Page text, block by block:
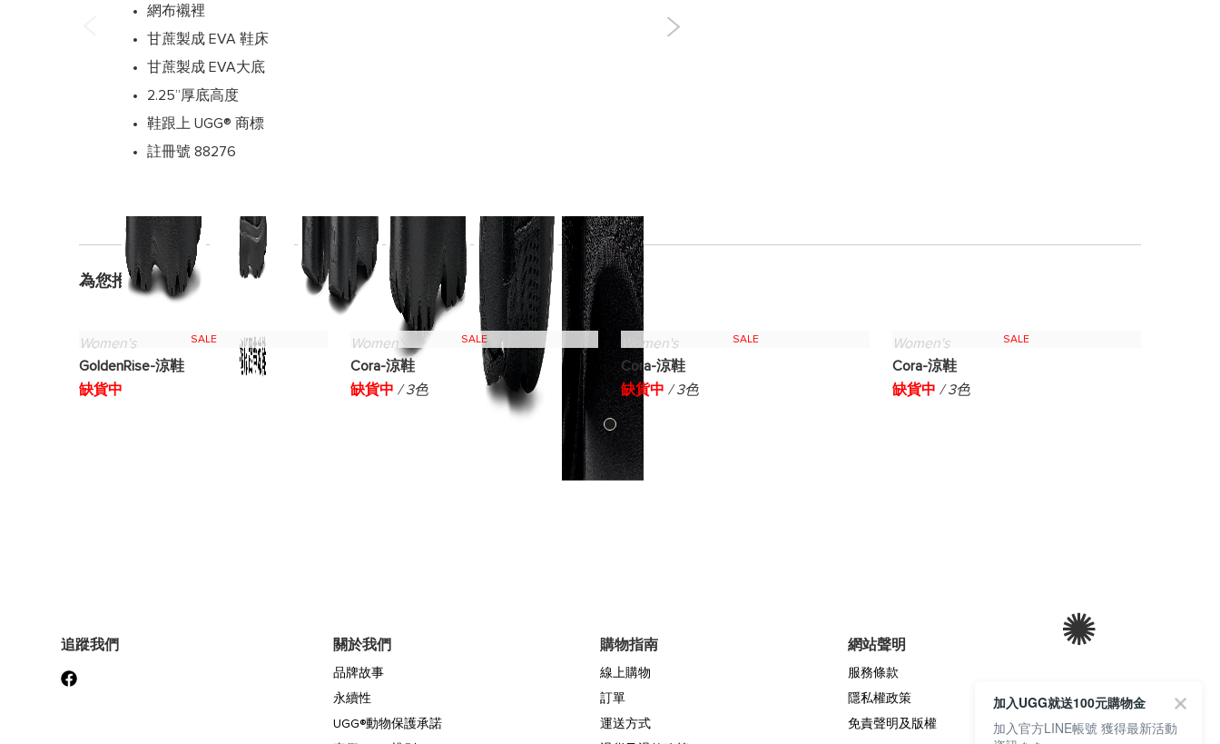
網布襯裡
甘蔗製成 EVA 鞋床
甘蔗製成 EVA大底
2.25”厚底高度
鞋跟上 UGG® 商標
註冊號 88276
為您推薦
SALE
Women's
GoldenRise-涼鞋
缺貨中
SALE
Women's
Cora-涼鞋
缺貨中 / 3色
SALE
Women's
Cora-涼鞋
缺貨中 / 3色
SALE
Women's
Cora-涼鞋
缺貨中 / 3色
追蹤我們 關於我們
品牌故事
永續性
UGG®動物保護承諾
購物指南
線上購物
訂單
運送方式
網站聲明
服務條款
隱私權政策
免責聲明及版權
加入UGG就送100元購物金
加入官方LINE帳號 獲得最新活動